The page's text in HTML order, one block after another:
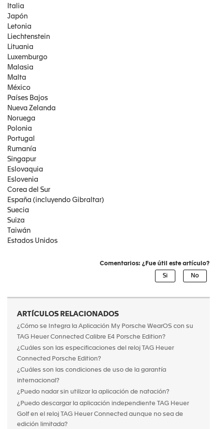
Italia
Japón
Letonia
Liechtenstein
Lituania
Luxemburgo
Malasia
Malta
México
Países Bajos
Nueva Zelanda
Noruega
Polonia
Portugal
Rumanía
Singapur
Eslovaquia
Eslovenia
Corea del Sur
España (incluyendo Gibraltar)
Suecia
Suiza
Taiwán
Estados Unidos
Comentarios: ¿Fue útil este artículo?
ARTÍCULOS RELACIONADOS
¿Cómo se Integra la Aplicación My Porsche WearOS con su
TAG Heuer Connected Calibre E4 Porsche Edition?
¿Cuáles son las especificaciones del reloj TAG Heuer
Connected Porsche Edition?
¿Cuáles son las condiciones de uso de la garantía
internacional?
¿Puedo nadar sin utilizar la aplicación de natación?
¿Puedo descargar la aplicación independiente TAG Heuer
Golf en el reloj TAG Heuer Connected aunque no sea de
edición limitada?